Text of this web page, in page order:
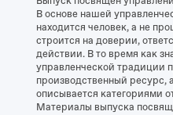
описывается категориями от КПД до
Материалы выпуска посвящены не
менеджменту по-русски, но и в целом
на управление как на искусство, а не
ремесло.
В новом номере вы найдете статьи:
— писателя Сергея Лукьяненко об
— заммэра Москвы по вопросам
Раковой о формировании среды для
гражданина в жизнь общества;
— Председателя ЦИК РФ Эллы